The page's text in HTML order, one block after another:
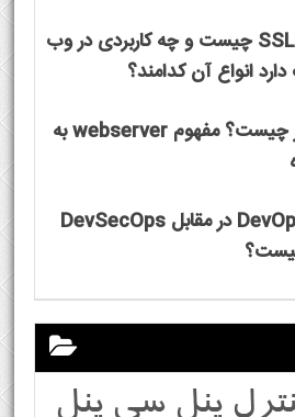
اصطلاح SSL چیست و چه کاربردی در وب
انواع آن کدامند؟
وب سرور چیست؟ مفهوم webserver به
تعریف DevOps در مقابل DevSecOps